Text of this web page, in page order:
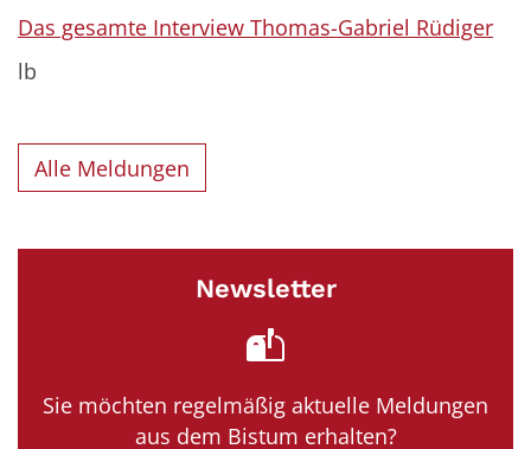
Das gesamte Interview Thomas-Gabriel Rüdiger
lb
Alle Meldungen
Newsletter
Sie möchten regelmäßig aktuelle Meldungen
aus dem Bistum erhalten?